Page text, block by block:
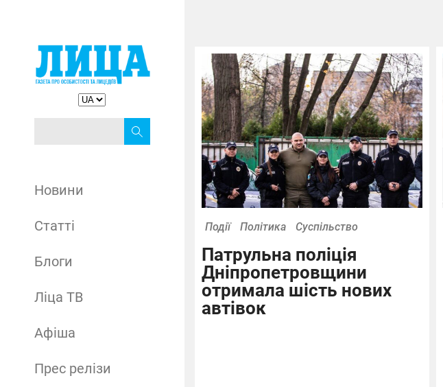
Новини
Статті
Блоги
Ліца ТВ
Афіша
Прес релізи
Події Політика Суспільство
Патрульна поліція
Дніпропетровщини
отримала шість нових
автівок